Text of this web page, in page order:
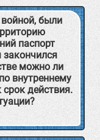
войной, были
паспорт
закончился
можно ли
внутреннему
срок действия.